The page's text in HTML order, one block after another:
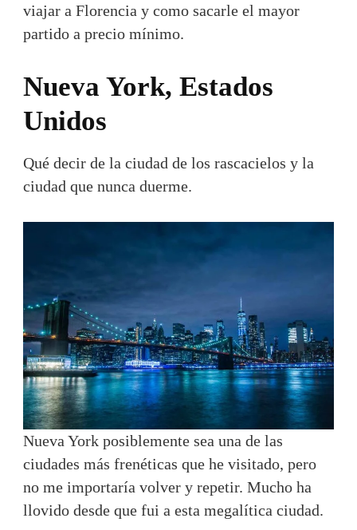
viajar a Florencia y como sacarle el mayor
partido a precio mínimo.
Nueva York, Estados
Unidos
Qué decir de la ciudad de los rascacielos y la
ciudad que nunca duerme.
Nueva York posiblemente sea una de las
ciudades más frenéticas que he visitado, pero
no me importaría volver y repetir. Mucho ha
llovido desde que fui a esta megalítica ciudad.